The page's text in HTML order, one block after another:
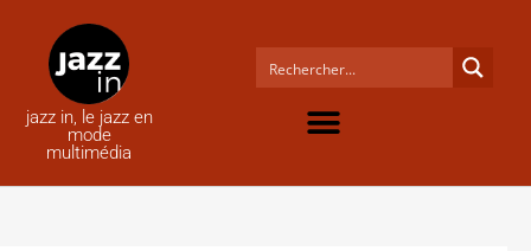
jazz in, le jazz en
mode
multimédia